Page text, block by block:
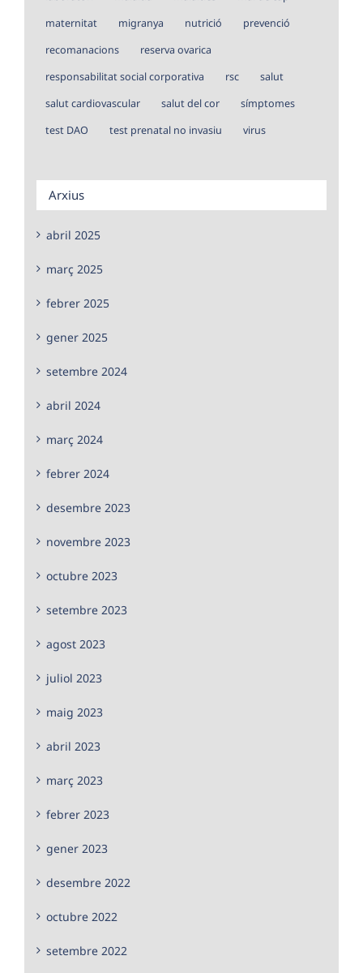
maternitat
migranya nutrició
prevenció
recomanacions
reserva ovarica
responsabilitat social corporativa
rsc
salut
salut cardiovascular
salut del cor
símptomes
test DAO
test prenatal no invasiu virus
Arxius
abril 2025
març 2025
febrer 2025
gener 2025
setembre 2024
abril 2024
març 2024
febrer 2024
desembre 2023
novembre 2023
octubre 2023
setembre 2023
agost 2023
juliol 2023
maig 2023
abril 2023
març 2023
febrer 2023
gener 2023
desembre 2022
octubre 2022
setembre 2022